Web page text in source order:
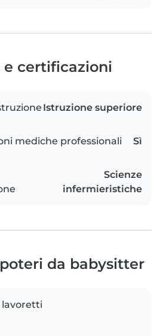
e certificazioni
Istruzione superiore
mediche professionali Sì
Scienze
infermieristiche
da babysitter
lavoretti